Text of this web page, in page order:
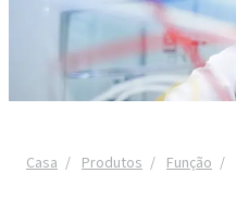
Casa Produtos Função